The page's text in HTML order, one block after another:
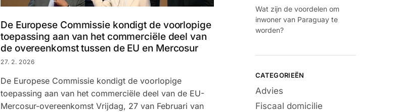
De Europese Commissie kondigt de voorlopige
toepassing aan van het commerciële deel van
de overeenkomst tussen de EU en Mercosur
27. 2. 2026
De Europese Commissie kondigt de voorlopige
toepassing aan van het commerciële deel van de EU-
Mercosur-overeenkomst Vrijdag, 27 van Februari van
Wat zijn de voordelen om
inwoner van Paraguay te
worden?
CATEGORIEËN
Advies
Fiscaal domicilie